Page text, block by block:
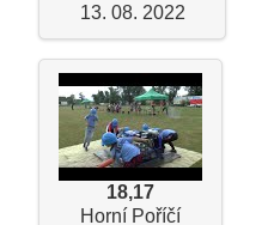
13. 08. 2022
18,17
Horní Poříčí